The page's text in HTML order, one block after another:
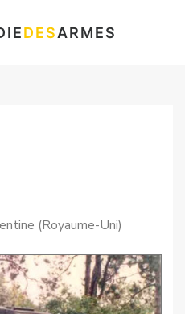
DESARMES
(Royaume-Uni)